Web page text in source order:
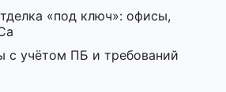
«под ключ»: офисы,
с учётом ПБ и требований